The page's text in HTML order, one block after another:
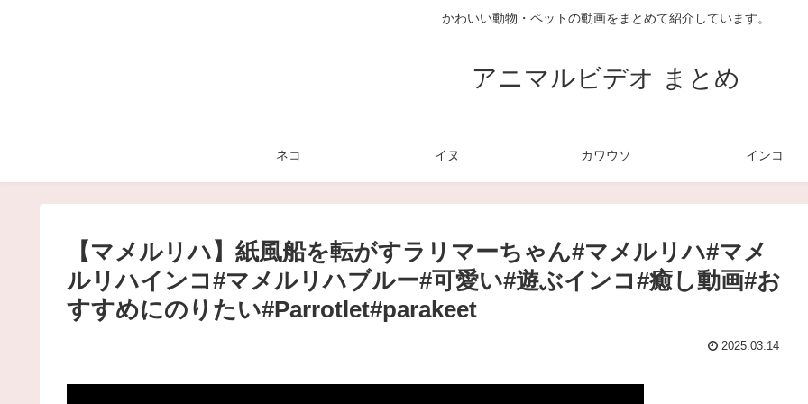
かわいい動物・ペットの動画をまとめて紹介しています。
アニマルビデオ まとめ
ネコ イヌ カワウソ インコ
【マメルリハ】紙風船を転がすラリマーちゃん#マメルリハ#マメ
ルリハインコ#マメルリハブルー#可愛い#遊ぶインコ#癒し動画#お
すすめにのりたい#Parrotlet#parakeet
2025.03.14